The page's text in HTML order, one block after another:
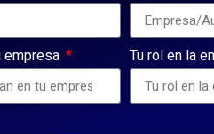
empresa Tu rol en la